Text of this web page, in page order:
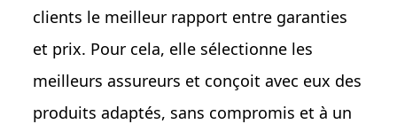
clients le meilleur rapport entre garanties
et prix. Pour cela, elle sélectionne les
meilleurs assureurs et conçoit avec eux des
produits adaptés, sans compromis et à un